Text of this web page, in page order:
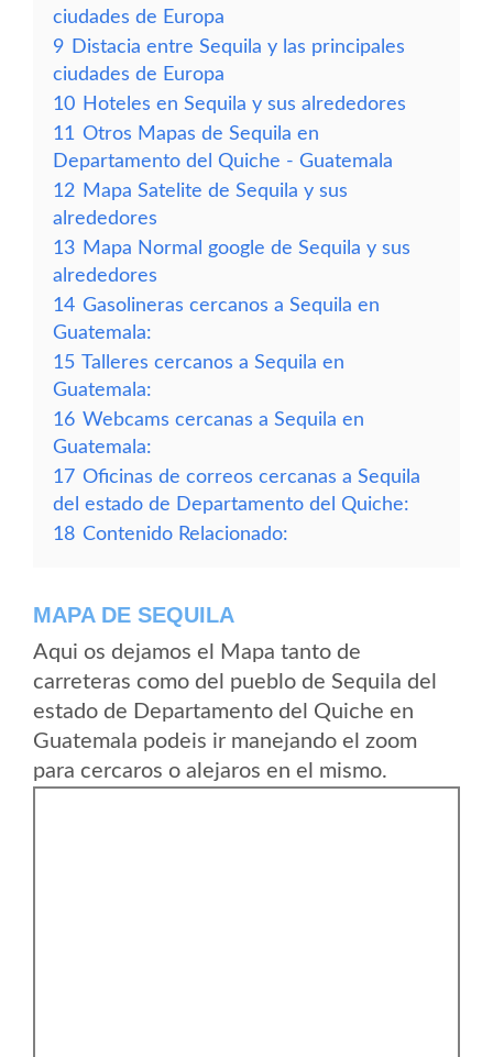
ciudades de Europa
9 Distacia entre Sequila y las principales
ciudades de Europa
10 Hoteles en Sequila y sus alrededores
11 Otros Mapas de Sequila en
Departamento del Quiche - Guatemala
12 Mapa Satelite de Sequila y sus
alrededores
13 Mapa Normal google de Sequila y sus
alrededores
14 Gasolineras cercanos a Sequila en
Guatemala:
15 Talleres cercanos a Sequila en
Guatemala:
16 Webcams cercanas a Sequila en
Guatemala:
17 Oficinas de correos cercanas a Sequila
del estado de Departamento del Quiche:
18 Contenido Relacionado:
MAPA DE SEQUILA
Aqui os dejamos el Mapa tanto de
carreteras como del pueblo de Sequila del
estado de Departamento del Quiche en
Guatemala podeis ir manejando el zoom
para cercaros o alejaros en el mismo.